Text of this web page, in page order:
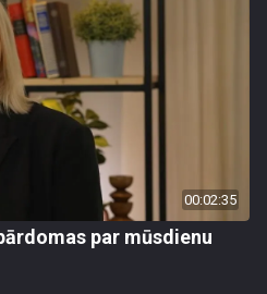
00:02:35
par mūsdienu